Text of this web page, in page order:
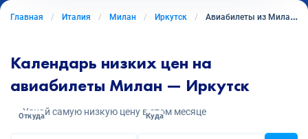
Главная Италия Милан Иркутск Авиабилеты из Милана в Иркутск
Календарь низких цен на
авиабилеты Милан — Иркутск
Узнай самую низкую цену в этом месяце
Откуда Куда